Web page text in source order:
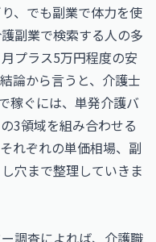
、でも副業で体力を使
副業で検索する人の多
プラス5万円程度の安
論から言うと、介護士
稼ぐには、単発介護バ
3領域を組み合わせる
れぞれの単価相場、副
穴まで整理していきま
調査によれば、介護職